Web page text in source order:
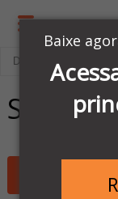
Baixe
SERVO